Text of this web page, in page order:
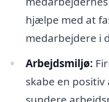
hjælpe med at
medarbejdere i
Arbejdsmiljø:
skabe en